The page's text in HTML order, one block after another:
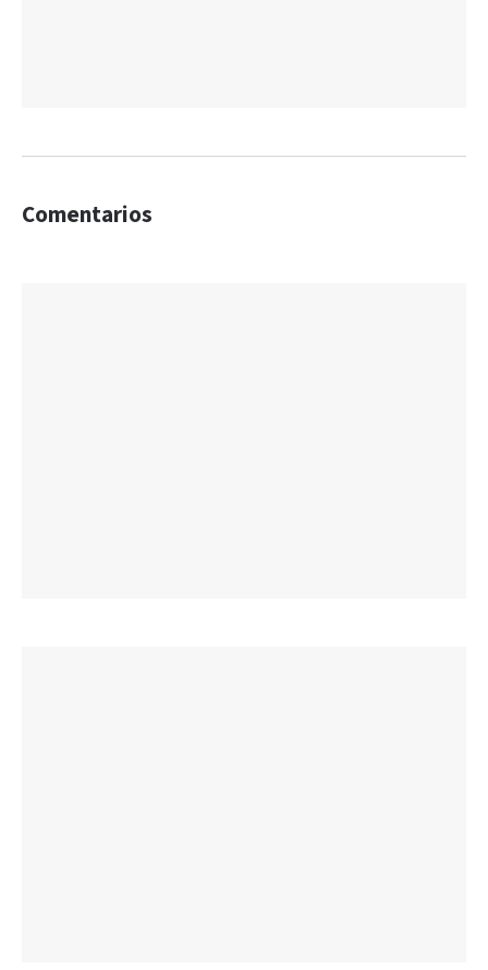
Comentarios